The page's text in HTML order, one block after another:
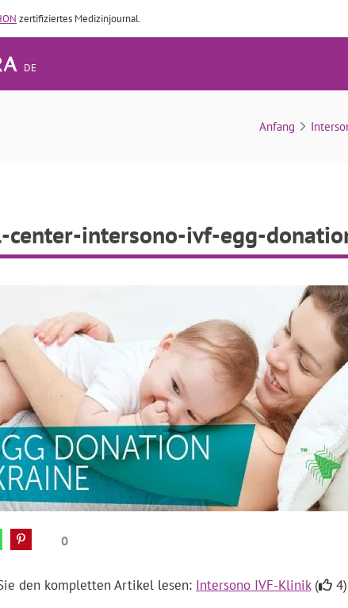
zertifiziertes Medizinjournal.
DE
medical-center-intersono-ivf-egg-donation-in-
Anfang
center-intersono-ivf-egg-
0
den kompletten Artikel lesen: Intersono IVF-Klinik(